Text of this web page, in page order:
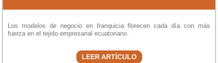
Los modelos de negocio en franquicia florecen cada día con más
fuerza en el tejido empresarial ecuatoriano.
LEER ARTÍCULO